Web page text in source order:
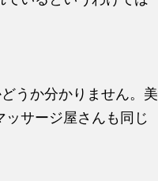
うか分かりません。美
サージ屋さんも同じ